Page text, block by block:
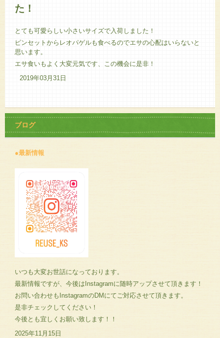
た！
とても可愛らしい小さいサイズで入荷しました！
ピンセットからレオパゲルも食べるのでエサの心配はいらないと
思います。
エサ食いもよく大変元気です、この機会に是非！
2019年03月31日
ブログ
●最新情報
いつも大変お世話になっております。
最新情報ですが、今後はInstagramに随時アップさせて頂きます！
お問い合わせもInstagramのDMにてご対応させて頂きます。
是非チェックしてください！
今後とも宜しくお願い致します！！
2025年11月15日